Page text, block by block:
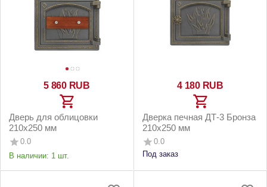
5 860 RUB
Дверь для облицовки
210х250 мм
0.0
В наличии: 1 шт.
4 180 RUB
Дверка печная ДТ-3 Бронза
210х250 мм
0.0
Под заказ